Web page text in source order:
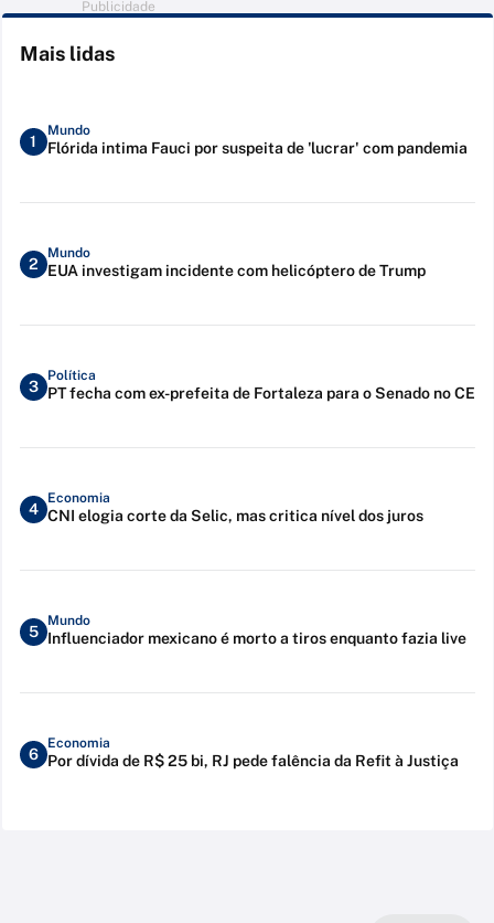
Publicidade
Mais lidas
1
Mundo
Flórida intima Fauci por suspeita de 'lucrar' com pandemia
2
Mundo
EUA investigam incidente com helicóptero de Trump
3
Política
PT fecha com ex-prefeita de Fortaleza para o Senado no CE
4
Economia
CNI elogia corte da Selic, mas critica nível dos juros
5
Mundo
Influenciador mexicano é morto a tiros enquanto fazia live
6
Economia
Por dívida de R$ 25 bi, RJ pede falência da Refit à Justiça